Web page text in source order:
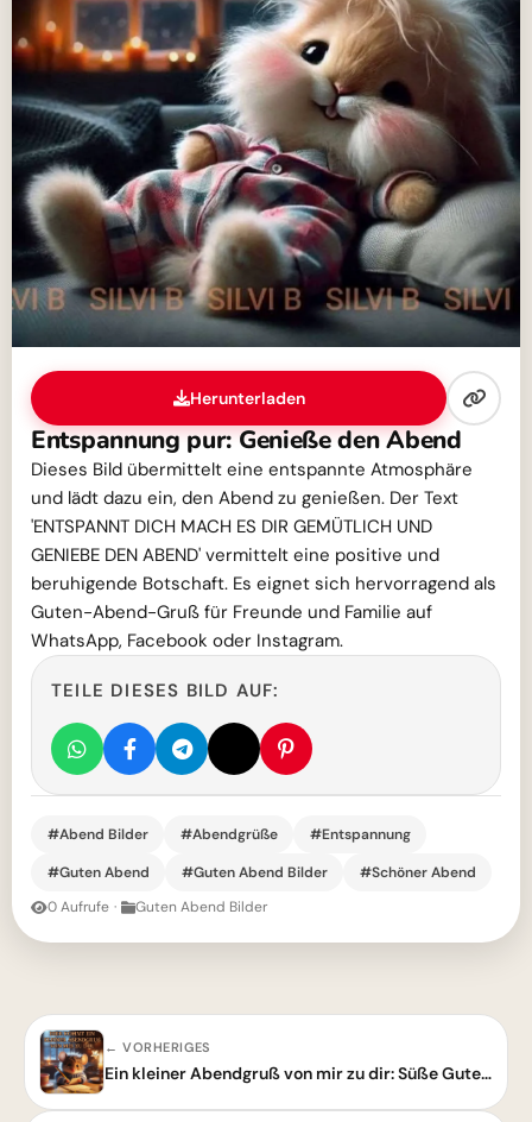
Herunterladen
Entspannung pur: Genieße den Abend
Dieses Bild übermittelt eine entspannte Atmosphäre
und lädt dazu ein, den Abend zu genießen. Der Text
'ENTSPANNT DICH MACH ES DIR GEMÜTLICH UND
GENIEBE DEN ABEND' vermittelt eine positive und
beruhigende Botschaft. Es eignet sich hervorragend als
Guten-Abend-Gruß für Freunde und Familie auf
WhatsApp, Facebook oder Instagram.
TEILE DIESES BILD AUF:
#Abend Bilder #Abendgrüße
#Entspannung
#Guten Abend
#Guten Abend Bilder
#Schöner Abend
0 Aufrufe · Guten Abend Bilder
← VORHERIGES
Ein kleiner Abendgruß von mir zu dir: Süße Guten-Abend-Bilder zum Teilen